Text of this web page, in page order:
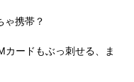
ゃ携帯？
カードもぶっ刺せる、ま